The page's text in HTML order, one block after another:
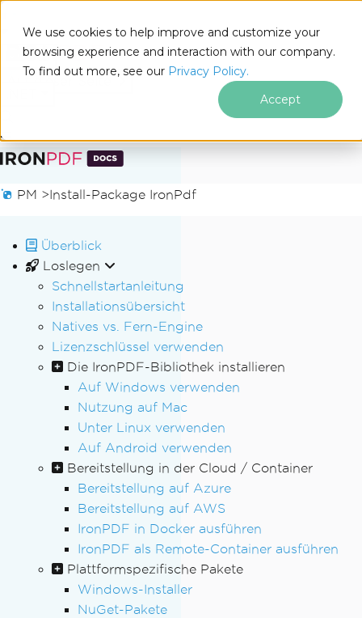
We use cookies to help improve and customize your
browsing experience and interaction with our company.
To find out more, see our Privacy Policy.
Accept
Zum Fußzeileninhalt springen
Docs
PM >Install-Package IronPdf
Überblick
Loslegen
Schnellstartanleitung
Installationsübersicht
Natives vs. Fern-Engine
Lizenzschlüssel verwenden
Die IronPDF-Bibliothek installieren
Auf Windows verwenden
Nutzung auf Mac
Unter Linux verwenden
Auf Android verwenden
Bereitstellung in der Cloud / Container
Bereitstellung auf Azure
Bereitstellung auf AWS
IronPDF in Docker ausführen
IronPDF als Remote-Container ausführen
Plattformspezifische Pakete
Windows-Installer
NuGet-Pakete